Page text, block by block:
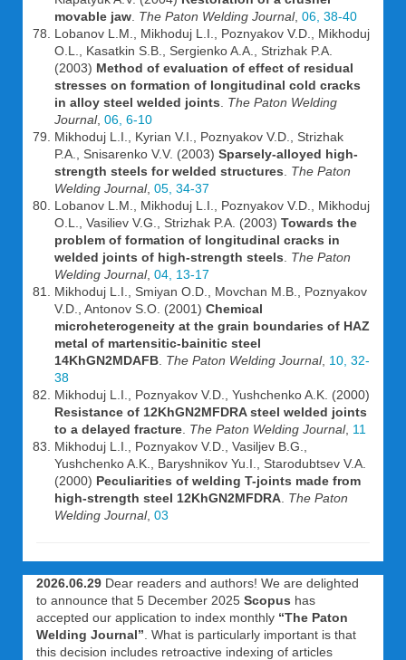
movable jaw The Paton Welding Journal, 06, 38-40
Lobanov L.M., Mikhoduj L.I., Poznyakov V.D., Mikhoduj
O.L., Kasatkin S.B., Sergienko A.A., Strizhak P.A.
(2003) Method of evaluation of effect of residual
stresses on formation of longitudinal cold cracks
in alloy steel welded joints
The Paton Welding
Journal, 06, 6-10
Mikhoduj L.I., Kyrian V.I., Poznyakov V.D., Strizhak
P.A., Snisarenko V.V. (2003) Sparsely-alloyed high-
strength steels for welded structures
The Paton
Welding Journal, 05, 34-37
Lobanov L.M., Mikhoduj L.I., Poznyakov V.D., Mikhoduj
O.L., Vasiliev V.G., Strizhak P.A. (2003) Towards the
problem of formation of longitudinal cracks in
welded joints of high-strength steels
The Paton
Welding Journal, 04, 13-17
Mikhoduj L.I., Smiyan O.D., Movchan M.B., Poznyakov
V.D., Antonov S.O. (2001) Chemical
microheterogeneity at the grain boundaries of HAZ
metal of martensitic-bainitic steel
14KhGN2MDAFB The Paton Welding Journal, 10, 32-
38
Mikhoduj L.I., Poznyakov V.D., Yushchenko A.K. (2000)
Resistance of 12KhGN2MFDRA steel welded joints
to a delayed fracture The Paton Welding Journal, 11
Mikhoduj L.I., Poznyakov V.D., Vasiljev B.G.,
Yushchenko A.K., Baryshnikov Yu.I., Starodubtsev V.A.
(2000) Peculiarities of welding T-joints made from
high-strength steel 12KhGN2MFDRA The Paton
Welding Journal, 03
2026.06.29 Dear readers and authors! We are delighted
to announce that 5 December 2025 Scopus has
accepted our application to index monthly “The Paton
Welding Journal” . What is particularly important is that
this decision includes retroactive indexing of articles